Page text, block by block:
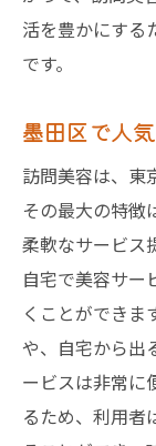
活を豊かにする
です。
墨田区で人
訪問美容は、東
その最大の特徴
柔軟なサービス
自宅で美容サー
くことができま
や、自宅から出
ービスは非常に
るため、利用者